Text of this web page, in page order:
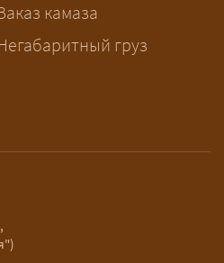
камаза
груз